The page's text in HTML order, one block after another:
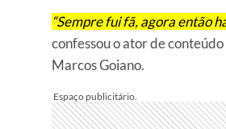
“Sempre fui fã, agora então
confessou o ator de
Marcos Goiano.